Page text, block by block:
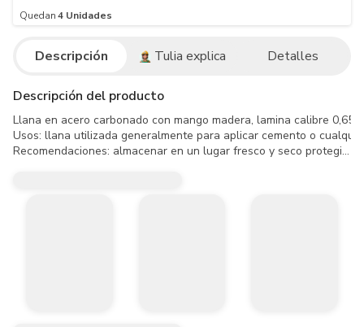
Quedan4 Unidades
Descripción Tulia explica Detalles
Descripción del producto
Llana en acero carbonado con mango madera, lamina calibre 0,65
Usos: llana utilizada generalmente para aplicar cemento o
Recomendaciones: almacenar en un lugar fresco y seco